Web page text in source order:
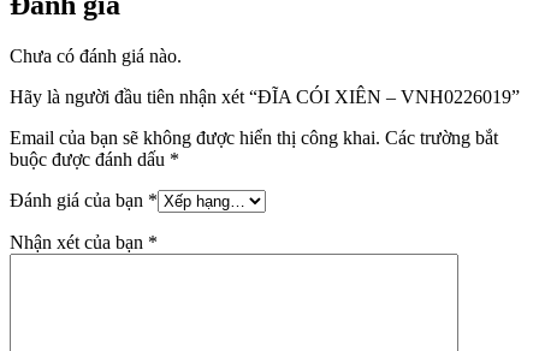
Chưa có đánh giá nào.
Hãy là người đầu tiên nhận xét “ĐĨA CÓI XIÊN – VNH0226019”
Email của bạn sẽ không được hiển thị công khai. Các trường bắt
buộc được đánh dấu *
Đánh giá của bạn *
Nhận xét của bạn *